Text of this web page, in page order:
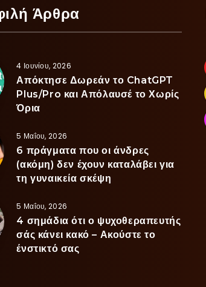
Άρθρα
4 Ιουνίου, 2026
Απόκτησε Δωρεάν το ChatGPT
Plus/Pro και Απόλαυσέ το Χωρίς
Όρια
5 Μαΐου, 2026
6 πράγματα που οι άνδρες
(ακόμη) δεν έχουν καταλάβει για
τη γυναικεία σκέψη
5 Μαΐου, 2026
4 σημάδια ότι ο ψυχοθεραπευτής
σάς κάνει κακό – Ακούστε το
ένστικτό σας